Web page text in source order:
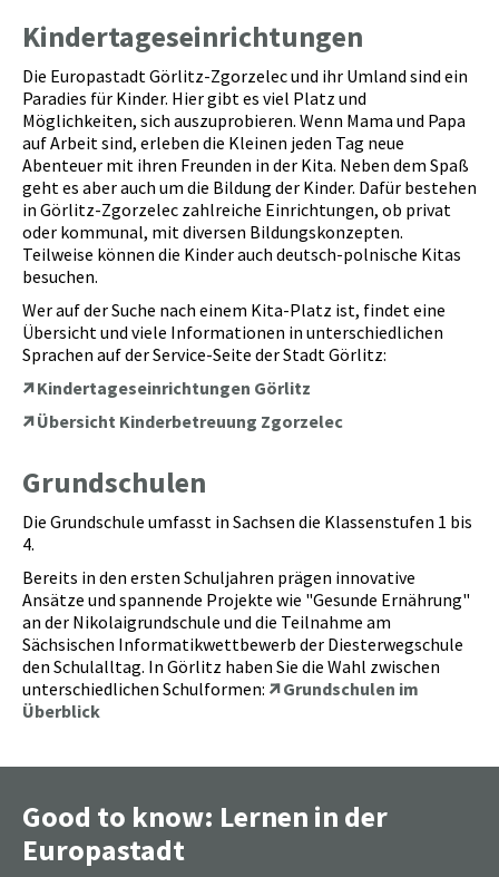
Kindertageseinrichtungen
Die Europastadt Görlitz-Zgorzelec und ihr Umland sind ein
Paradies für Kinder. Hier gibt es viel Platz und
Möglichkeiten, sich auszuprobieren. Wenn Mama und Papa
auf Arbeit sind, erleben die Kleinen jeden Tag neue
Abenteuer mit ihren Freunden in der Kita. Neben dem Spaß
geht es aber auch um die Bildung der Kinder. Dafür bestehen
in Görlitz-Zgorzelec zahlreiche Einrichtungen, ob privat
oder kommunal, mit diversen Bildungskonzepten.
Teilweise können die Kinder auch deutsch-polnische Kitas
besuchen.
Wer auf der Suche nach einem Kita-Platz ist, findet eine
Übersicht und viele Informationen in unterschiedlichen
Sprachen auf der Service-Seite der Stadt Görlitz:
Kindertageseinrichtungen Görlitz
Übersicht Kinderbetreuung Zgorzelec
Grundschulen
Die Grundschule umfasst in Sachsen die Klassenstufen 1 bis
4.
Bereits in den ersten Schuljahren prägen innovative
Ansätze und spannende Projekte wie "Gesunde Ernährung"
an der Nikolaigrundschule und die Teilnahme am
Sächsischen Informatikwettbewerb der Diesterwegschule
den Schulalltag. In Görlitz haben Sie die Wahl zwischen
unterschiedlichen Schulformen:
Grundschulen im
Überblick
Good to know: Lernen in der
Europastadt